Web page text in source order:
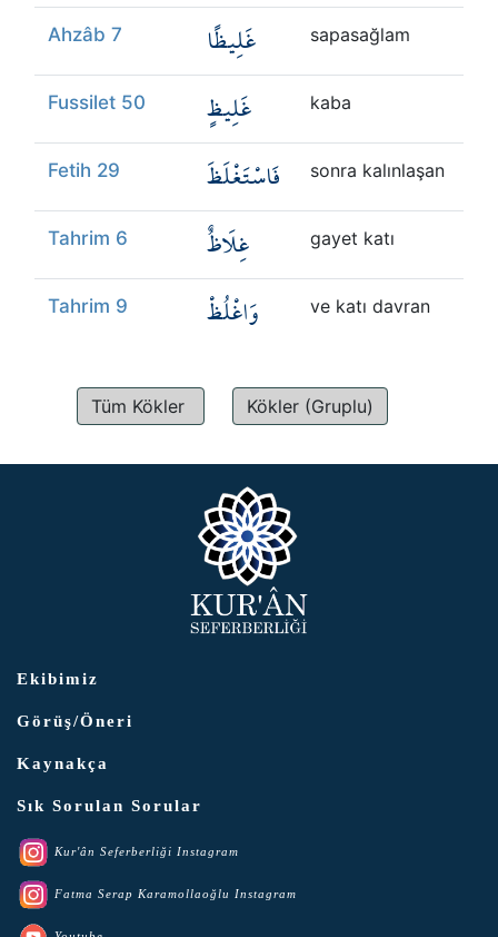
Ahzâb 7 غَلِيظًا sapasağlam
Fussilet 50 غَلِيظٍ kaba
Fetih 29 فَاسْتَغْلَظَ sonra kalınlaşan
Tahrim 6 غِلَاظٌ gayet katı
Tahrim 9 وَاغْلُظْ ve katı davran
Tüm Kökler Kökler (Gruplu)
Ekibimiz
Görüş/Öneri
Kaynakça
Sık Sorulan Sorular
Kur'ân Seferberliği Instagram
Fatma Serap Karamollaoğlu Instagram